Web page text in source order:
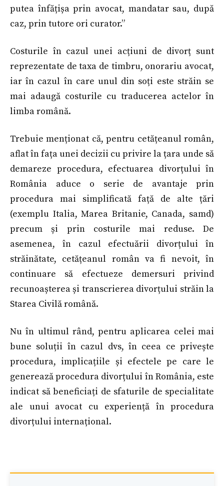
putea înfățișa prin avocat, mandatar sau, după
caz, prin tutore ori curator.”
Costurile în cazul unei acțiuni de divorț sunt
reprezentate de taxa de timbru, onorariu avocat,
iar în cazul în care unul din soți este străin se
mai adaugă costurile cu traducerea actelor în
limba română.
Trebuie menționat că, pentru cetățeanul român,
aflat în fața unei decizii cu privire la țara unde să
demareze procedura, efectuarea divorțului în
România aduce o serie de avantaje prin
procedura mai simplificată față de alte țări
(exemplu Italia, Marea Britanie, Canada, samd)
precum și prin costurile mai reduse. De
asemenea, în cazul efectuării divorțului în
străinătate, cetățeanul român va fi nevoit, în
continuare să efectueze demersuri privind
recunoașterea și transcrierea divorțului străin la
Starea Civilă română.
Nu în ultimul rând, pentru aplicarea celei mai
bune soluții în cazul dvs, în ceea ce privește
procedura, implicațiile și efectele pe care le
generează procedura divorțului în România, este
indicat să beneficiați de sfaturile de specialitate
ale unui avocat cu experiență în procedura
divorțului internațional.